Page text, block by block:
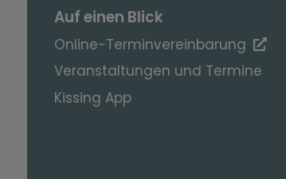
Auf einen Blick
Online-Terminvereinbarung
Veranstaltungen und Termine
Kissing App